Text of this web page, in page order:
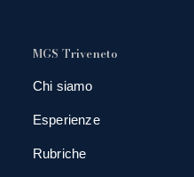
MGS Triveneto
Chi siamo
Esperienze
Rubriche